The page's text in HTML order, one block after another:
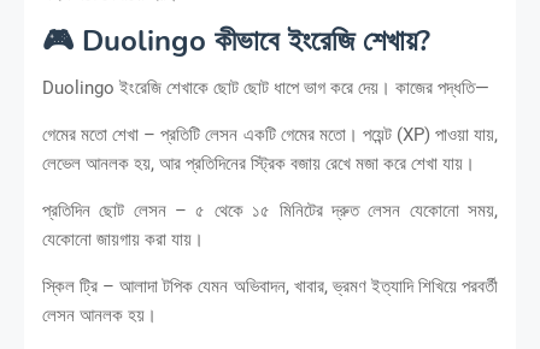
🎮 Duolingo কীভাবে ইংরেজি শেখায়?
Duolingo ইংরেজি শেখাকে ছোট ছোট ধাপে ভাগ করে দেয়। কাজের পদ্ধতি—
গেমের মতো শেখা – প্রতিটি লেসন একটি গেমের মতো। পয়েন্ট (XP) পাওয়া যায়,
লেভেল আনলক হয়, আর প্রতিদিনের স্ট্রিক বজায় রেখে মজা করে শেখা যায়।
প্রতিদিন ছোট লেসন – ৫ থেকে ১৫ মিনিটের দ্রুত লেসন যেকোনো সময়,
যেকোনো জায়গায় করা যায়।
স্কিল ট্রি – আলাদা টপিক যেমন অভিবাদন, খাবার, ভ্রমণ ইত্যাদি শিখিয়ে পরবর্তী
লেসন আনলক হয়।